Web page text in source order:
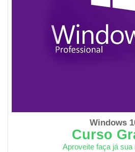
Windows
Curso
Aproveite faça já sua